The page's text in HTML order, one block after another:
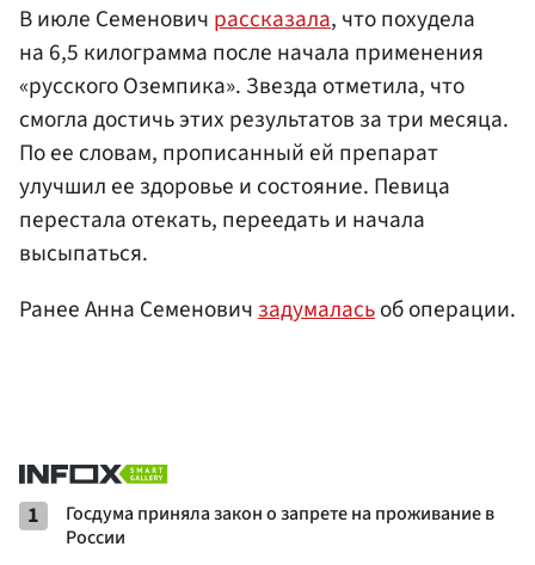
В июле Семенович рассказала, что похудела
на 6,5 килограмма после начала применения
«русского Оземпика». Звезда отметила, что
смогла достичь этих результатов за три месяца.
По ее словам, прописанный ей препарат
улучшил ее здоровье и состояние. Певица
перестала отекать, переедать и начала
высыпаться.
Ранее Анна Семеновичзадумаласьоб операции.
1
Госдума приняла закон о запрете на проживание в
России